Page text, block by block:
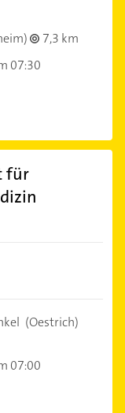
7,3 km
07:30
für
(Oestrich)
07:00